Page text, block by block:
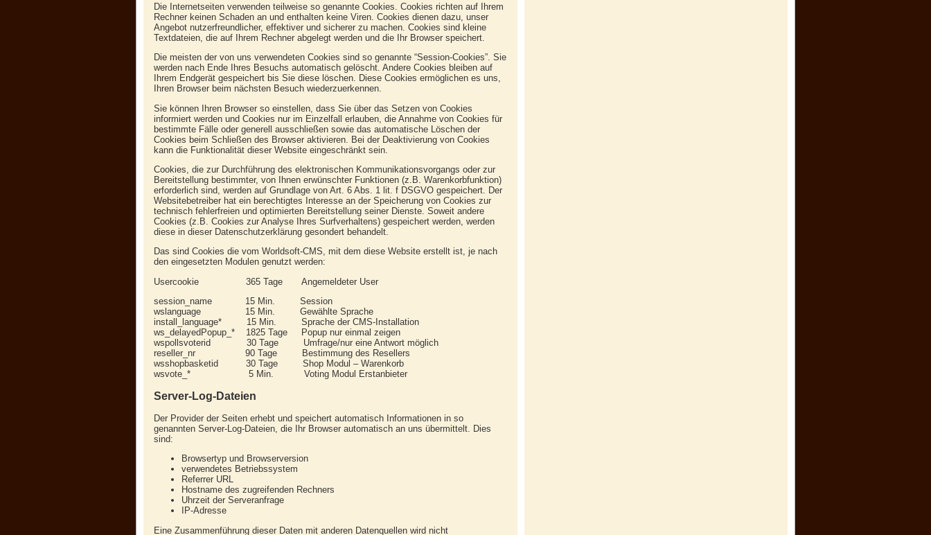
Die Internetseiten verwenden teilweise so genannte Cookies. Cookies richten auf Ihrem
Rechner keinen Schaden an und enthalten keine Viren. Cookies dienen dazu, unser
Angebot nutzerfreundlicher, effektiver und sicherer zu machen. Cookies sind kleine
Textdateien, die auf Ihrem Rechner abgelegt werden und die Ihr Browser speichert.
Die meisten der von uns verwendeten Cookies sind so genannte “Session-Cookies”. Sie
werden nach Ende Ihres Besuchs automatisch gelöscht. Andere Cookies bleiben auf
Ihrem Endgerät gespeichert bis Sie diese löschen. Diese Cookies ermöglichen es uns,
Ihren Browser beim nächsten Besuch wiederzuerkennen.
Sie können Ihren Browser so einstellen, dass Sie über das Setzen von Cookies
informiert werden und Cookies nur im Einzelfall erlauben, die Annahme von Cookies für
bestimmte Fälle oder generell ausschließen sowie das automatische Löschen der
Cookies beim Schließen des Browser aktivieren. Bei der Deaktivierung von Cookies
kann die Funktionalität dieser Website eingeschränkt sein.
Cookies, die zur Durchführung des elektronischen Kommunikationsvorgangs oder zur
Bereitstellung bestimmter, von Ihnen erwünschter Funktionen (z.B. Warenkorbfunktion)
erforderlich sind, werden auf Grundlage von Art. 6 Abs. 1 lit. f DSGVO gespeichert. Der
Websitebetreiber hat ein berechtigtes Interesse an der Speicherung von Cookies zur
technisch fehlerfreien und optimierten Bereitstellung seiner Dienste. Soweit andere
Cookies (z.B. Cookies zur Analyse Ihres Surfverhaltens) gespeichert werden, werden
diese in dieser Datenschutzerklärung gesondert behandelt.
Das sind Cookies die vom Worldsoft-CMS, mit dem diese Website erstellt ist, je nach
den eingesetzten Modulen genutzt werden:
Usercookie 365 Tage Angemeldeter User
session_name 15 Min. Session
wslanguage 15 Min. Gewählte Sprache
install_language* 15 Min. Sprache der CMS-Installation
ws_delayedPopup_* 1825 Tage Popup nur einmal zeigen
wspollsvoterid 30 Tage Umfrage/nur eine Antwort möglich
reseller_nr 90 Tage Bestimmung des Resellers
wsshopbasketid 30 Tage Shop Modul – Warenkorb
wsvote_* 5 Min. Voting Modul Erstanbieter
Server-Log-Dateien
Der Provider der Seiten erhebt und speichert automatisch Informationen in so
genannten Server-Log-Dateien, die Ihr Browser automatisch an uns übermittelt. Dies
sind:
Browsertyp und Browserversion
verwendetes Betriebssystem
Referrer URL
Hostname des zugreifenden Rechners
Uhrzeit der Serveranfrage
IP-Adresse
Eine Zusammenführung dieser Daten mit anderen Datenquellen wird nicht